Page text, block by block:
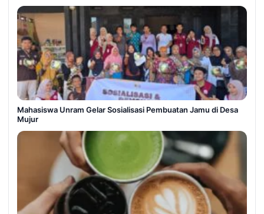
Mahasiswa Unram Gelar Sosialisasi Pembuatan Jamu di Desa
Mujur